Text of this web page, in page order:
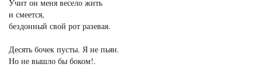
Учит он меня весело жить
и смеется,
бездонный свой рот разевая.
Десять бочек пусты. Я не пьян.
Но не вышло бы боком!.